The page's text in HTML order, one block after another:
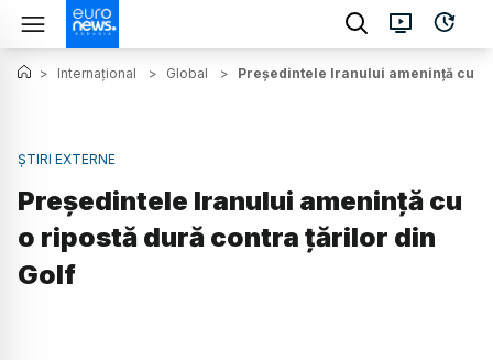
> Internațional > Global > Președintele Iranului amenință cu
ȘTIRI EXTERNE
Președintele Iranului amenință cu
o ripostă dură contra țărilor din
Golf